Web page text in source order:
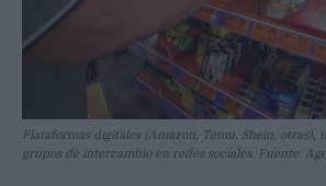
Plataformas digitales (Amazon, Temu, Shein, otras),
grupos de intercambio en redes sociales. Fuente: